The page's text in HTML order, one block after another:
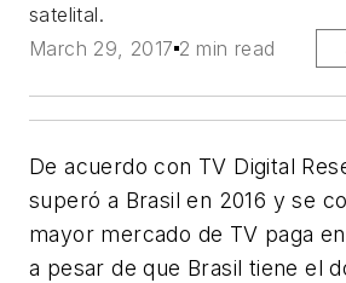
satelital.
March 29, 2017 2 min read
De acuerdo con TV Digital
superó a Brasil en 2016 y se
mayor mercado de TV paga
a pesar de que Brasil tiene el